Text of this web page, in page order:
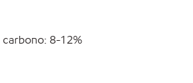
carbono: 8-12%